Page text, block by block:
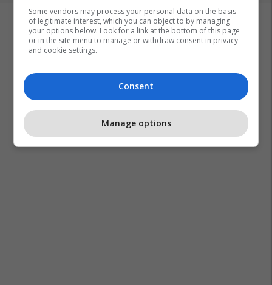
Some vendors may process your personal data on the basis
of legitimate interest, which you can object to by managing
your options below. Look for a link at the bottom of this page
or in the site menu to manage or withdraw consent in privacy
and cookie settings.
Consent
Manage options